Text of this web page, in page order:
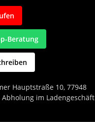
Beratung
Hauptstraße 10, 77948
Abholung im Ladengeschäft